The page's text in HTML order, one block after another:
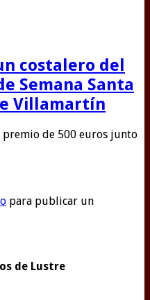
costalero del
Semana Santa
Villamartín
premio de 500 euros junto
para publicar un
de Lustre